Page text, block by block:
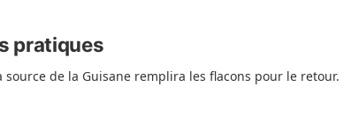
pratiques
source de la Guisane remplira les flacons pour le retour.